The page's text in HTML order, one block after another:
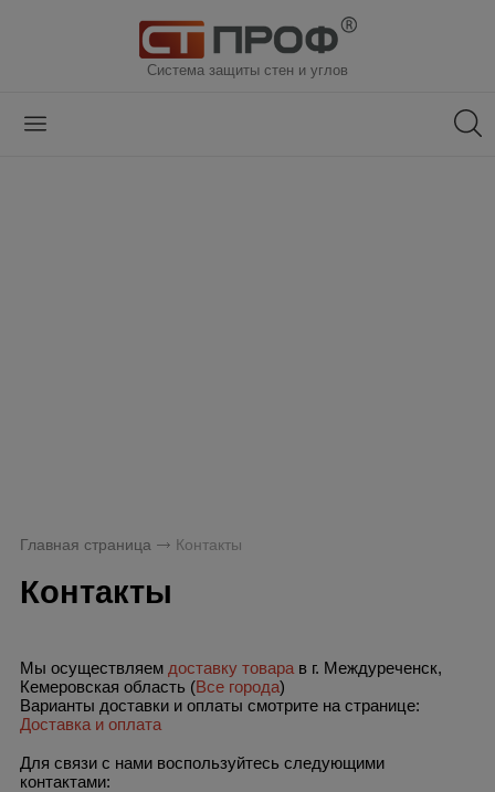
Система защиты стен и углов
Главная страница Контакты
Контакты
Мы осуществляем доставку товара в г. Междуреченск,
Кемеровская область (Все города)
Варианты доставки и оплаты смотрите на странице:
Доставка и оплата
Для связи с нами воспользуйтесь следующими
контактами: